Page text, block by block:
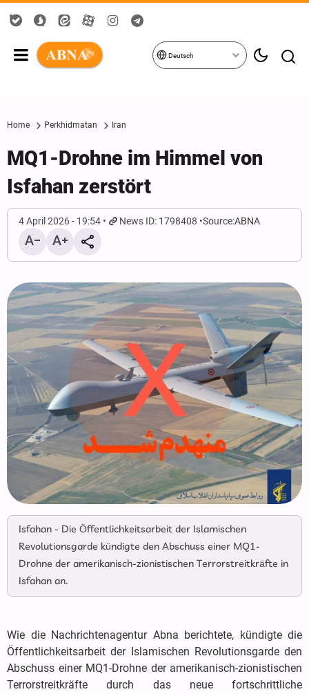
Deutsch
Home Perkhidmatan Iran
MQ1-Drohne im Himmel von
Isfahan zerstört
4 April 2026 - 19:54 News ID: 1798408 Source:ABNA
Isfahan - Die Öffentlichkeitsarbeit der Islamischen
Revolutionsgarde kündigte den Abschuss einer MQ1-
Drohne der amerikanisch-zionistischen Terrorstreitkräfte in
Isfahan an.
Wie die Nachrichtenagentur Abna berichtete, kündigte die
Öffentlichkeitsarbeit der Islamischen Revolutionsgarde den
Abschuss einer MQ1-Drohne der amerikanisch-zionistischen
Terrorstreitkräfte durch das neue fortschrittliche